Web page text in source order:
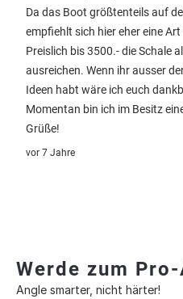
Da das Boot größtenteils auf
empfiehlt sich hier eher eine
Preislich bis 3500.- die Schale
ausreichen. Wenn ihr ausser
Ideen habt wäre ich euch
Momentan bin ich im Besitz
Grüße!
vor 7 Jahre
Werde zum
Angle smarter, nicht härter!